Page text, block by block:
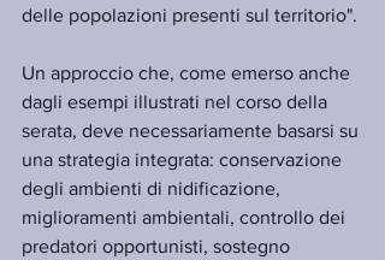
delle popolazioni presenti sul territorio".
Un approccio che, come emerso anche
dagli esempi illustrati nel corso della
serata, deve necessariamente basarsi su
una strategia integrata: conservazione
degli ambienti di nidificazione,
miglioramenti ambientali, controllo dei
predatori opportunisti, sostegno